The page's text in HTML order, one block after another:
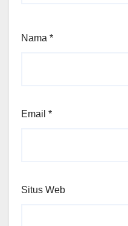
Nama *
Email *
Situs Web